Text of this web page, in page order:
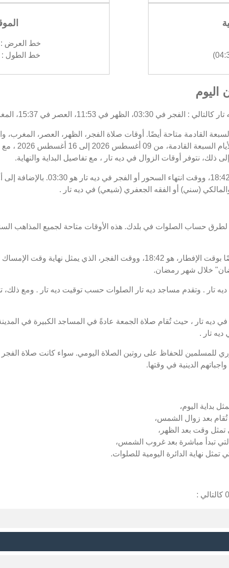
خط العرض : 34.4237
خط الطول :
اليوم
السبعة القادمة متاحة أيضًا. أوقات صلاة الفجر، الظهر، العصر، المغرب،
أوقات الصلاة
ذلك، نتوفر أوقات الزوال في ديه تار ، مع تفاصيل البداية والنهاية.
موعد غروب الشمس أو الإفطار في ديه تار هو
(سني) أو الفقه الجعفري (شيعي) في ديه تار .
لطرق حساب الصلوات في بلدك. هذه الأوقات متاحة لجميع المذاهب
خلال شهر رمضان.
تار . وتقدم مساجد ديه تار الصلوات حسب توقيت ديه تار . ومع ذلك،
ديه تار ، حيث تُقام صلاة الجمعة عادةً في المساجد الكبيرة في
تار .
للمسلمين للحفاظ على روتين الصلاة اليومي. سواء كانت صلاة الفجر
الدينية في وقتها.
بداية اليوم،
تُقام بعد زوال الشمس،
تمثل وقت بعد الظهر،
تبدأ مباشرة بعد غروب الشمس،
تمثل نهاية الدائرة اليومية للصلوات.